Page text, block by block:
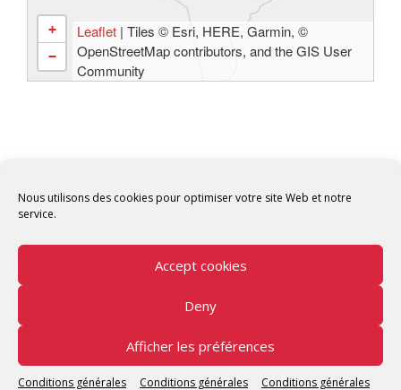
Nous utilisons des cookies pour optimiser votre site Web et notre
service.
Accept cookies
Deny
Afficher les préférences
Conditions générales Conditions générales Conditions générales
+
−
Leaflet | Tiles © Esri, HERE, Garmin, ©
OpenStreetMap contributors, and the GIS User
Community
Copyright © 2026 Tunisian Fablabs Tous droits
réservés.
Tunisian Fablabsby OpenFab Tunisia - Powered by